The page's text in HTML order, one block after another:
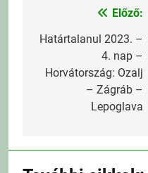
Bejegyzés
navigáció
Előző:
Határtalanul 2023. –
4. nap –
Horvátország: Ozalj
– Zágráb –
Lepoglava